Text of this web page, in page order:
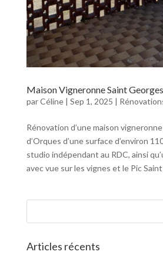
Maison Vigneronne Saint
parCéline| Sep 1, 2025 |
Rénovation d’une maison
d’Orques d’une surface d’environ
studio indépendant au RDC, ainsi
avec vue sur les vignes et le Pic
Articles récents